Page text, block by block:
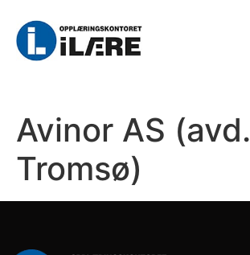
Avinor AS (avd.
Tromsø)